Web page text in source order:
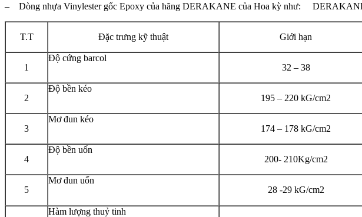
– Dòng nhựa Vinylester gốc Epoxy của hãng DERAKANE của Hoa kỳ như:
T.T Đặc trưng kỹ thuật Giới hạn
1
Độ cứng barcol
32 – 38
2
Độ bền kéo
195 – 220 kG/cm2
3
Mơ đun kéo
174 – 178 kG/cm2
4
Độ bền uốn
200- 210Kg/cm2
5
Mơ đun uốn
28 -29 kG/cm2
Hàm lượng thuỷ tinh